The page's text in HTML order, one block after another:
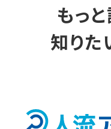
もっ
知りた